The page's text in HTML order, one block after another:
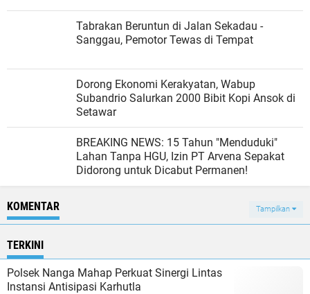
Tabrakan Beruntun di Jalan Sekadau -
Sanggau, Pemotor Tewas di Tempat
Dorong Ekonomi Kerakyatan, Wabup
Subandrio Salurkan 2000 Bibit Kopi Ansok di
Setawar
BREAKING NEWS: 15 Tahun "Menduduki"
Lahan Tanpa HGU, Izin PT Arvena Sepakat
Didorong untuk Dicabut Permanen!
KOMENTAR Tampilkan
TERKINI
Polsek Nanga Mahap Perkuat Sinergi Lintas
Instansi Antisipasi Karhutla